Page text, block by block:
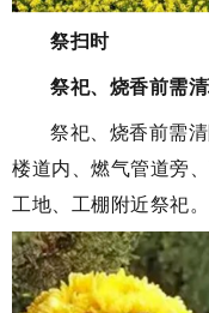
祭扫时
祭祀、烧香前需
祭祀、烧香前需
楼道内、燃气管道旁
工地、工棚附近祭祀。